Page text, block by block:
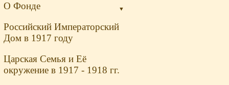
▼
О Фонде
Российский Императорский
Дом в 1917 году
Царская Семья и Её
окружение в 1917 - 1918 гг.